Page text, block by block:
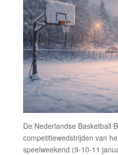
De Nederlandse Basketball
competitiewedstrijden van
speelweekend (9-10-11